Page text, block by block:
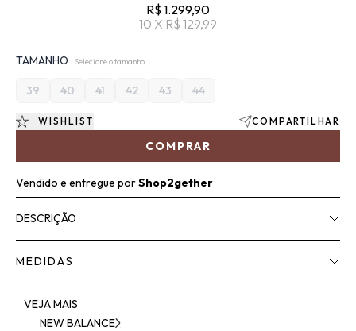
R$ 1.299,90
10 X R$ 129,99
TAMANHO Selecione o tamanho
39 40 41 42 43 44
COMPRAR
WISHLIST COMPARTILHAR
Vendido e entregue porShop2gether
DESCRIÇÃO
MEDIDAS
VEJA MAIS
NEW BALANCE